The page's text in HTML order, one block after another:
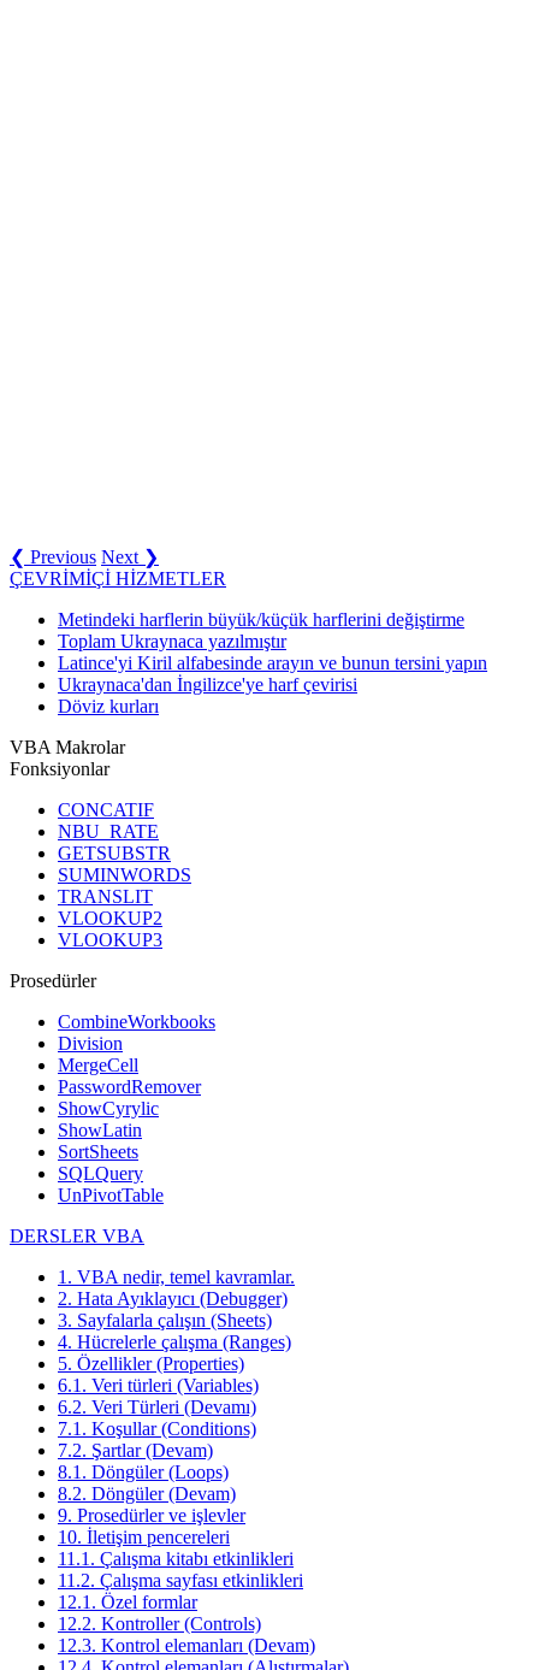
❮ Previous Next ❯
ÇEVRİMİÇİ HİZMETLER
Metindeki harflerin büyük/küçük harflerini değiştirme
Toplam Ukraynaca yazılmıştır
Latince'yi Kiril alfabesinde arayın ve bunun tersini yapın
Ukraynaca'dan İngilizce'ye harf çevirisi
Döviz kurları
VBA Makrolar
Fonksiyonlar
CONCATIF
NBU_RATE
GETSUBSTR
SUMINWORDS
TRANSLIT
VLOOKUP2
VLOOKUP3
Prosedürler
CombineWorkbooks
Division
MergeCell
PasswordRemover
ShowCyrylic
ShowLatin
SortSheets
SQLQuery
UnPivotTable
DERSLER VBA
1. VBA nedir, temel kavramlar.
2. Hata Ayıklayıcı (Debugger)
3. Sayfalarla çalışın (Sheets)
4. Hücrelerle çalışma (Ranges)
5. Özellikler (Properties)
6.1. Veri türleri (Variables)
6.2. Veri Türleri (Devamı)
7.1. Koşullar (Conditions)
7.2. Şartlar (Devam)
8.1. Döngüler (Loops)
8.2. Döngüler (Devam)
9. Prosedürler ve işlevler
10. İletişim pencereleri
11.1. Çalışma kitabı etkinlikleri
11.2. Çalışma sayfası etkinlikleri
12.1. Özel formlar
12.2. Kontroller (Controls)
12.3. Kontrol elemanları (Devam)